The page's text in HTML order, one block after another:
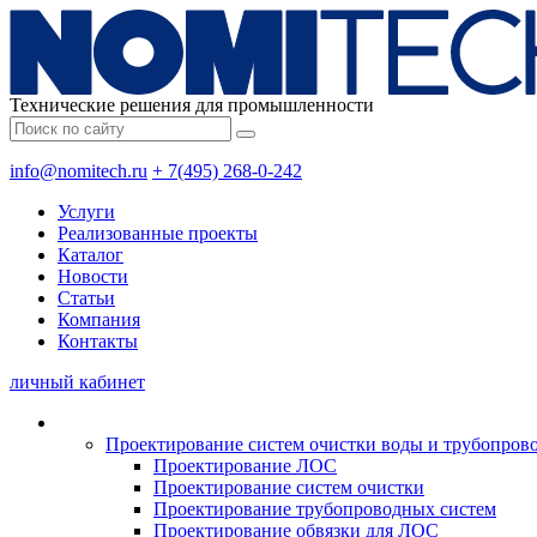
Технические решения для промышленности
info@nomitech.ru + 7(495) 268-0-242
Услуги
Реализованные проекты
Каталог
Новости
Статьи
Компания
Контакты
личный кабинет
Проектирование систем очистки воды и
Проектирование ЛОС
Проектирование систем очистки
Проектирование трубопроводных систем
Проектирование обвязки для ЛОС